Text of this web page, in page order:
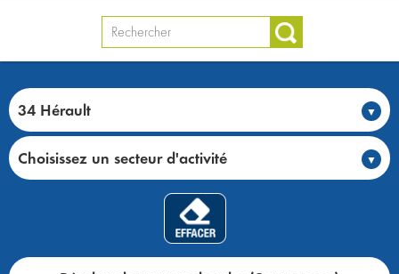
34 Hérault
Choisissez un secteur d'activité